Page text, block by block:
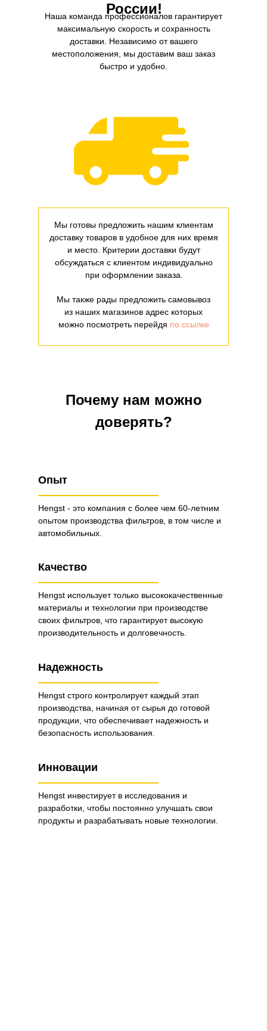
России!
Мы готовы предложить нашим клиентам
доставку товаров в удобное для них время
и место. Критерии доставки будут
обсуждаться с клиентом индивидуально
при оформлении заказа.
Мы также рады предложить самовывоз
из наших магазинов адрес которых
можно посмотреть перейдя по ссылке
Наша команда профессионалов гарантирует
максимальную скорость и сохранность
доставки. Независимо от вашего
местоположения, мы доставим ваш заказ
быстро и удобно.
Почему нам можно
доверять?
Опыт
Hengst - это компания с более чем 60-летним
опытом производства фильтров, в том числе и
автомобильных.
Качество
Надежность
Hengst использует только высококачественные
материалы и технологии при производстве
своих фильтров, что гарантирует высокую
производительность и долговечность.
Инновации
Hengst строго контролирует каждый этап
производства, начиная от сырья до готовой
продукции, что обеспечивает надежность и
безопасность использования.
Hengst инвестирует в исследования и
разработки, чтобы постоянно улучшать свои
продукты и разрабатывать новые технологии.